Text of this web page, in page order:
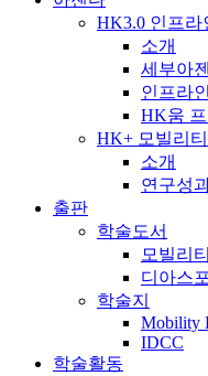
HK3.0 인프라
소개
세부아
인프라
HK움
HK+ 모빌리
소개
연구성
출판
학술도서
모빌리
디아스
학술지
Mobility
IDCC
학술활동